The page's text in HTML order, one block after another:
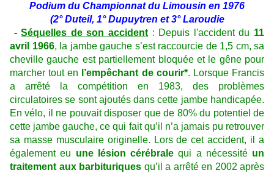
Podium du Championnat du Limousin en 1976
(2° Duteil, 1° Dupuytren et 3° Laroudie
-Séquelles de son accident : Depuis l'accident du 11
avril 1966, la jambe gauche s’est raccourcie de 1,5 cm, sa
cheville gauche est partiellement bloquée et le gêne pour
marcher tout en
l’empêchant de courir*. Lorsque Francis
a arrêté la compétition en 1983, des problèmes
circulatoires se sont ajoutés dans cette jambe handicapée.
En vélo, il ne pouvait disposer que de 80% du potentiel de
cette jambe gauche, ce qui fait qu’il n’a jamais pu retrouver
sa masse musculaire originelle. Lors de cet accident, il a
également eu une lésion cérébrale qui a nécessité un
traitement aux barbituriques qu’il a arrêté en 2002 après